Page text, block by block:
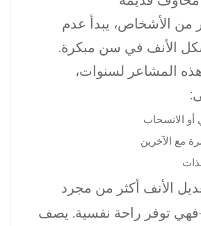
من الأشخاص، يبدأ عدم
الأنف في سن مبكرة.
المشاعر لسنوات،
أو الانسحاب
مع الآخرين
الأنف أكثر من مجرد
توفر راحة نفسية. يصف